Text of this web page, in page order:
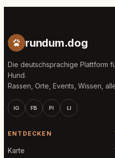
rundum.dog
Die deutschsprachige Plattform
Hund.
Rassen, Orte, Events, Wissen,
IG FB PI LI
ENTDECKEN
Karte